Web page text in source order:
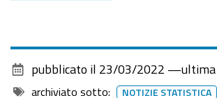
pubblicato il 23/03/2022 —ultima
archiviato sotto: NOTIZIE STATISTICA